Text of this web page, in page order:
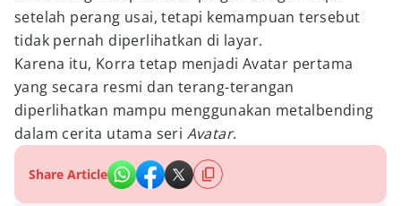
setelah perang usai, tetapi kemampuan tersebut
tidak pernah diperlihatkan di layar.
Karena itu, Korra tetap menjadi Avatar pertama
yang secara resmi dan terang-terangan
diperlihatkan mampu menggunakan metalbending
dalam cerita utama seri Avatar.
Share Article